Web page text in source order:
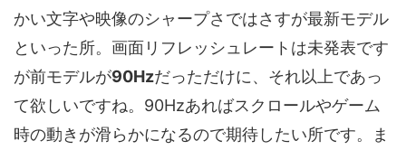
かい文字や映像のシャープさではさすが最新モデル
といった所。画面リフレッシュレートは未発表です
が前モデルが90Hzだっただけに、それ以上であっ
て欲しいですね。90Hzあればスクロールやゲーム
時の動きが滑らかになるので期待したい所です。ま